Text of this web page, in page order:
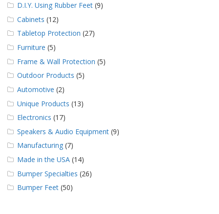
D.I.Y. Using Rubber Feet (9)
Cabinets (12)
Tabletop Protection (27)
Furniture (5)
Frame & Wall Protection (5)
Outdoor Products (5)
Automotive (2)
Unique Products (13)
Electronics (17)
Speakers & Audio Equipment (9)
Manufacturing (7)
Made in the USA (14)
Bumper Specialties (26)
Bumper Feet (50)